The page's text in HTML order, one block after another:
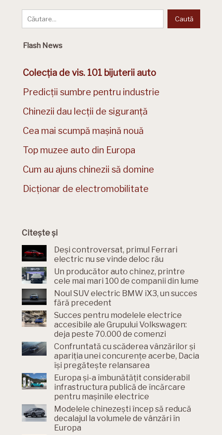
Flash News
Colecția de vis. 101 bijuterii auto
Predicții sumbre pentru industrie
Chinezii dau lecții de siguranță
Cea mai scumpă mașină nouă
Top muzee auto din Europa
Cum au ajuns chinezii să domine
Dicționar de electromobilitate
Citește și
Deși controversat, primul Ferrari
electric nu se vinde deloc rău
Un producător auto chinez, printre
cele mai mari 100 de companii din lume
Noul SUV electric BMW iX3, un succes
fără precedent
Succes pentru modelele electrice
accesibile ale Grupului Volkswagen:
deja peste 70.000 de comenzi
Confruntată cu scăderea vânzărilor și
apariția unei concurențe acerbe, Dacia
își pregătește relansarea
Europa și-a îmbunătățit considerabil
infrastructura publică de încărcare
pentru mașinile electrice
Modelele chinezești încep să reducă
decalajul la volumele de vânzări în
Europa